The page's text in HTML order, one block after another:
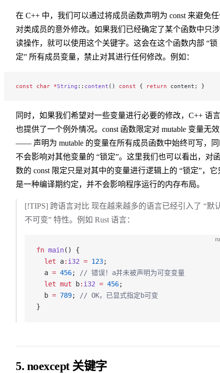
在 C++ 中，我们可以通过将成员函数声明为 const 来避免
对类成员的意外修改。如果我们已经确定了某个函数中只
读操作，就可以使用这个关键字。这会在这个函数内部 “锁
定” 所有成员变量，禁止对其进行任何修改。例如：
const char *String :: content () const { return content; }
同时，如果我们希望对一些变量进行必要的修改，C++ 语言
也提供了一个例外情况。const 函数限定对 mutable 变量无效
—— 声明为 mutable 的变量在所有成员函数中始终可写，
不会影响对其他变量的 “锁定”。 这里我们也可以看出，对
数的 const 限定只是对其中的变量进行逻辑上的 “锁定”， 它
是一种编译期约定，并不会影响程序运行的内存布局。
[!TIPS] 跨语言对比 现在越来越多的语言已经引入了 “默
不可变” 特性。例如 Rust 语言：
fn main() {
  let
a: i32 = 123;
  a
= 456;
// 错误！a并未被声明为可变变量
  let
mut b: i32 = 456;
  b
= 789;
// OK，已显式指定b可变
}
5. noexcept 关键字